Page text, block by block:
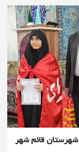
مراسم نماز جمعه 16 مرداد ماه 1405 شهرستان قائم شهر